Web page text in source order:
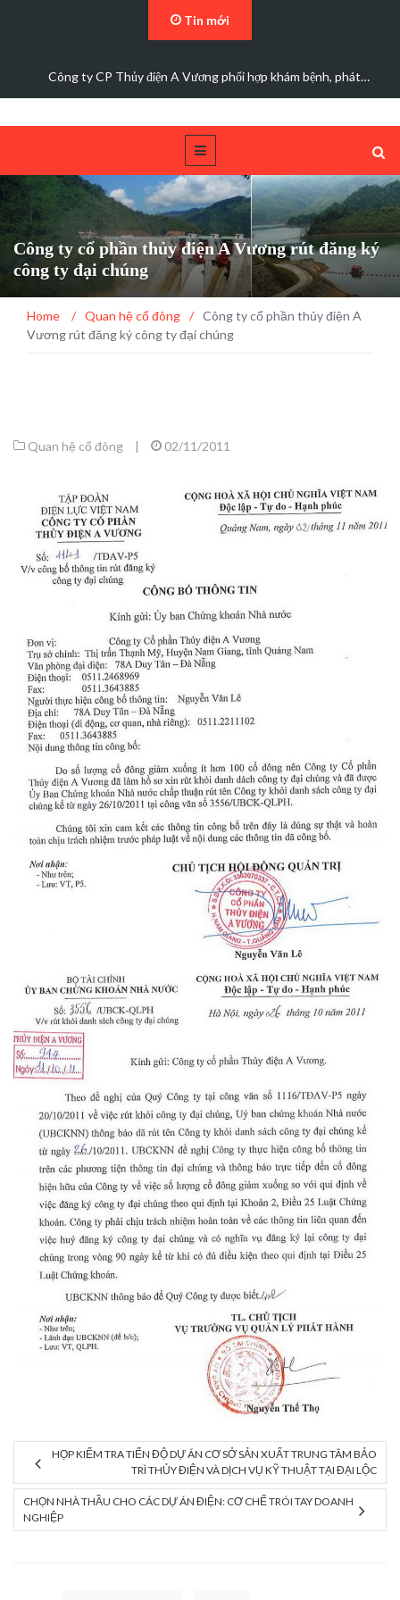
Tin mới
Đảng bộ Công ty Cổ phần Thủy điện A Vương sơ kết…
Công ty cổ phần thủy điện A Vương rút đăng ký
công ty đại chúng
Home / Quan hệ cổ đông / Công ty cổ phần thủy điện A
Vương rút đăng ký công ty đại chúng
Quan hệ cổ đông | 02/11/2011
HỌP KIỂM TRA TIẾN ĐỘ DỰ ÁN CƠ SỞ SẢN XUẤT TRUNG TÂM BẢO
TRÌ THỦY ĐIỆN VÀ DỊCH VỤ KỸ THUẬT TẠI ĐẠI LỘC
CHỌN NHÀ THẦU CHO CÁC DỰ ÁN ĐIỆN: CƠ CHẾ TRÓI TAY DOANH
NGHIỆP